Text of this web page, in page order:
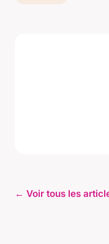
← Voir tous les